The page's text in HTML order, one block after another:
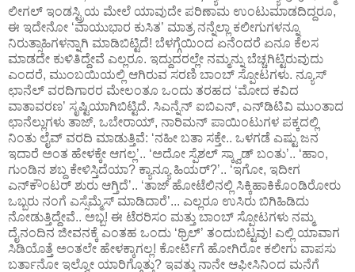
ಲೀಗಲ್ ಇಂಡಸ್ಟ್ರಿಯ ಮೇಲೆ ಯಾವುದೇ ಪರಿಣಾಮ ಉಂಟುಮಾಡದಿದ್ದರೂ,
ಈ ಇದೇನೋ ‘ವಾಯುಭಾರ ಕುಸಿತ’ ಮಾತ್ರ ನನ್ನೆಲ್ಲಾ ಕಲೀಗುಗಳನ್ನೂ
ನಿರುತ್ಸಾಹಿಗಳನ್ನಾಗಿ ಮಾಡಿಬಿಟ್ಟಿದೆ! ಬೆಳಗ್ಗೆಯಿಂದ ಏನೆಂದರೆ ಏನೂ ಕೆಲಸ
ಮಾಡದೇ ಕುಳಿತಿದ್ದೇವೆ ಎಲ್ಲರೂ. ಇದ್ದುದರಲ್ಲೇ ನಮ್ಮನ್ನು ಬೆಚ್ಚಗಿಟ್ಟಿರುವುದು
ಎಂದರೆ, ಮುಂಬಯಿಯಲ್ಲಿ ಆಗಿರುವ ಸರಣಿ ಬಾಂಬ್ ಸ್ಪೋಟಗಳು. ನ್ಯೂಸ್
ಛಾನೆಲ್ ವರದಿಗಾರರ ಮೇಲಂತೂ ಒಂದು ತರಹದ ‘ಮೋದ ಕವಿದ
ವಾತಾವರಣ’ ಸೃಷ್ಟಿಯಾಗಿಬಿಟ್ಟಿದೆ. ಸಿ‌ಎನ್ನೆನ್ ಐಬಿ‌ಎನ್, ಎನ್‌ಡಿಟಿವಿ ಮುಂತಾದ
ಛಾನೆಲ್ಲುಗಳು ತಾಜ್, ಒಬೇರಾಯ್, ನಾರಿಮನ್ ಪಾಯಿಂಟುಗಳ ಪಕ್ಕದಲ್ಲಿ
ನಿಂತು ಲೈವ್ ವರದಿ ಮಾಡುತ್ತಿವೆ: ‘ನಹೀ ಬತಾ ಸಕ್ತೇ.. ಒಳಗಡೆ ಎಷ್ಟು ಜನ
ಇದಾರೆ ಅಂತ ಹೇಳಕ್ಕೇ ಆಗಲ್ಲ’.. ‘ಅದೋ ಸ್ಪೆಶಲ್ ಸ್ಕ್ವಾಡ್ ಬಂತು’.. ‘ಹಾಂ,
ಗುಂಡಿನ ಶಬ್ದ ಕೇಳಿಸ್ತಿದೆಯಾ? ಕ್ಯಾನ್ಯೂ ಹಿಯರ್?’.. ‘ಇಗೋ, ಇದೀಗ
ಎನ್‌ಕೌಂಟರ್ ಶುರು ಆಗ್ತಿದೆ’.. ‘ತಾಜ್ ಹೋಟೆಲಿನಲ್ಲಿ ಸಿಕ್ಕಿಹಾಕಿಕೊಂಡಿರೋರು
ಒಬ್ಬರು ನಂಗೆ ಎಸ್ಸೆಮ್ಮೆಸ್ ಮಾಡಿದಾರೆ’... ಎಲ್ಲರೂ ಉಸಿರು ಬಿಗಿಹಿಡಿದು
ನೋಡುತ್ತಿದ್ದೇವೆ.. ಅಬ್ಬ! ಈ ಟೆರರಿಸಂ ಮತ್ತು ಬಾಂಬ್ ಸ್ಪೋಟಗಳು ನಮ್ಮ
ದೈನಂದಿನ ಜೀವನಕ್ಕೆ ಎಂತಹ ಒಂದು ‘ಥ್ರಿಲ್’ ತಂದುಬಿಟ್ಟವು! ಎಲ್ಲಿ ಯಾವಾಗ
ಸಿಡಿಯೊತ್ತೆ ಅಂತಲೇ ಹೇಳಕ್ಕಾಗಲ್ಲ! ಕೋರ್ಟಿಗೆ ಹೋಗಿರೋ ಕಲೀಗು ವಾಪಸು
ಬರ್ತಾನೋ ಇಲ್ವೋ ಯಾರಿಗ್ಗೊತ್ತು? ಇವತ್ತು ನಾನೇ ಆಫೀಸಿನಿಂದ ಮನೆಗೆ